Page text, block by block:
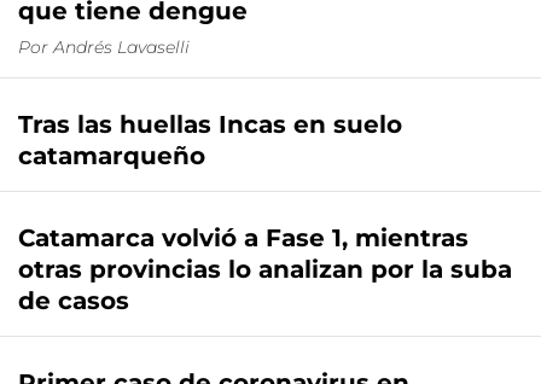
que tiene dengue
Por Andrés Lavaselli
Tras las huellas Incas en suelo
catamarqueño
Catamarca volvió a Fase 1, mientras
otras provincias lo analizan por la suba
de casos